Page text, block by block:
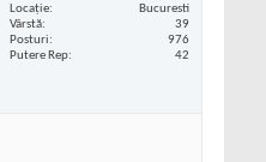
Locaţie
Bucuresti
Vârstă
39
Posturi
976
Putere Rep
42